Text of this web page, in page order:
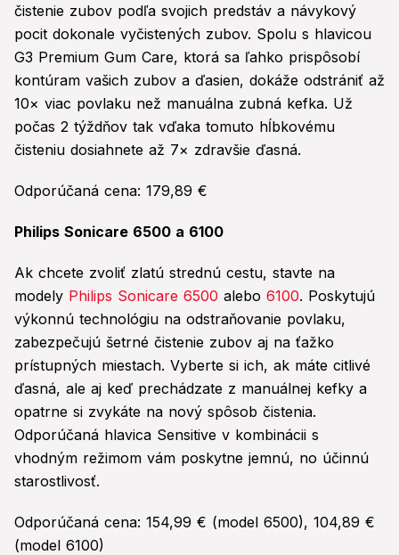
čistenie zubov podľa svojich predstáv a návykový
pocit dokonale vyčistených zubov. Spolu s hlavicou
G3 Premium Gum Care, ktorá sa ľahko prispôsobí
kontúram vašich zubov a ďasien, dokáže odstrániť až
10× viac povlaku než manuálna zubná kefka. Už
počas 2 týždňov tak vďaka tomuto hĺbkovému
čisteniu dosiahnete až 7× zdravšie ďasná.
Odporúčaná cena: 179,89 €
Philips Sonicare 6500 a 6100
Ak chcete zvoliť zlatú strednú cestu, stavte na
modely Philips Sonicare 6500 alebo 6100. Poskytujú
výkonnú technológiu na odstraňovanie povlaku,
zabezpečujú šetrné čistenie zubov aj na ťažko
prístupných miestach. Vyberte si ich, ak máte citlivé
ďasná, ale aj keď prechádzate z manuálnej kefky a
opatrne si zvykáte na nový spôsob čistenia.
Odporúčaná hlavica Sensitive v kombinácii s
vhodným režimom vám poskytne jemnú, no účinnú
starostlivosť.
Odporúčaná cena: 154,99 € (model 6500), 104,89 €
(model 6100)